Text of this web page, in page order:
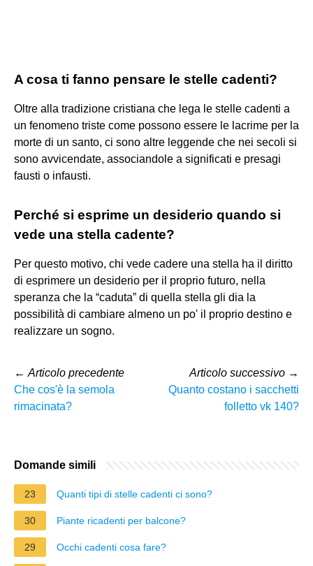
A cosa ti fanno pensare le stelle cadenti?
Oltre alla tradizione cristiana che lega le stelle cadenti a
un fenomeno triste come possono essere le lacrime per la
morte di un santo, ci sono altre leggende che nei secoli si
sono avvicendate, associandole a significati e presagi
fausti o infausti.
Perché si esprime un desiderio quando si
vede una stella cadente?
Per questo motivo, chi vede cadere una stella ha il diritto
di esprimere un desiderio per il proprio futuro, nella
speranza che la “caduta” di quella stella gli dia la
possibilità di cambiare almeno un po' il proprio destino e
realizzare un sogno.
← Articolo precedente
Che cos'è la semola
rimacinata?
Articolo successivo →
Quanto costano i sacchetti
folletto vk 140?
Domande simili
23 Quanti tipi di stelle cadenti ci sono?
30 Piante ricadenti per balcone?
29 Occhi cadenti cosa fare?